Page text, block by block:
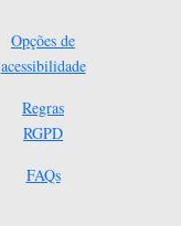
Opções de
acessibilidade
Regras
RGPD
FAQs